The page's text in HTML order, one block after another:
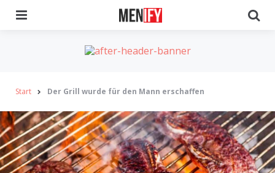
Start Der Grill wurde für den Mann erschaffen